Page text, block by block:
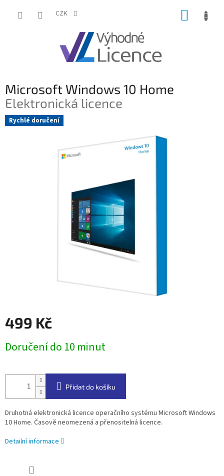
CZK
Microsoft Windows 10 Home
Elektronická licence
Rychlé doručení
499 Kč
cena:
Doručení do 10 minut
Přidat do košíku
Druhotná elektronická licence operačního systému Microsoft Windows
10 Home. Časově neomezená a přenositelná licence.
Detailní informace